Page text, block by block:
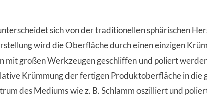
sich von der traditionellen sphärischen
wird die Oberfläche durch einen einzigen
mit großen Werkzeugen geschliffen und poliert
Krümmung der fertigen Produktoberfläche in die
des Mediums wie z. B. Schlamm oszilliert und